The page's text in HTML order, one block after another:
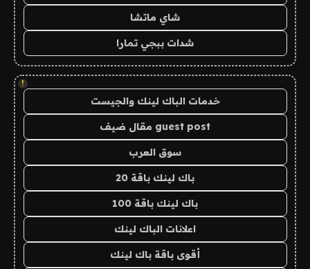
شاي ماتشا
شدات ببجي تمارا
!
خدمات الباك لينك والجيست
guest post مقال ضيف
سوق العرب
باك لينك باقة 20
باك لينك باقة 100
اعلانات الباك لينك
أقوى باقة باك لينك